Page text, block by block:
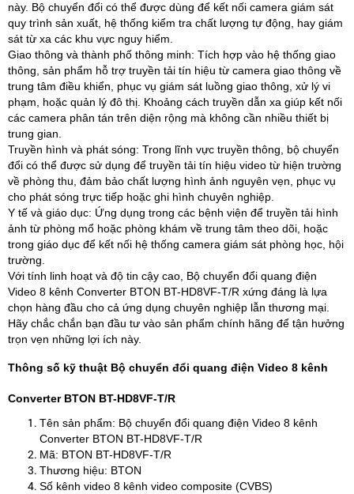
này. Bộ chuyển đổi có thể được dùng để kết nối camera giám sát
quy trình sản xuất, hệ thống kiểm tra chất lượng tự động, hay giám
sát từ xa các khu vực nguy hiểm.
Giao thông và thành phố thông minh: Tích hợp vào hệ thống giao
thông, sản phẩm hỗ trợ truyền tải tín hiệu từ camera giao thông về
trung tâm điều khiển, phục vụ giám sát luồng giao thông, xử lý vi
phạm, hoặc quản lý đô thị. Khoảng cách truyền dẫn xa giúp kết nối
các camera phân tán trên diện rộng mà không cần nhiều thiết bị
trung gian.
Truyền hình và phát sóng: Trong lĩnh vực truyền thông, bộ chuyển
đổi có thể được sử dụng để truyền tải tín hiệu video từ hiện trường
về phòng thu, đảm bảo chất lượng hình ảnh nguyên vẹn, phục vụ
cho phát sóng trực tiếp hoặc ghi hình chuyên nghiệp.
Y tế và giáo dục: Ứng dụng trong các bệnh viện để truyền tải hình
ảnh từ phòng mổ hoặc phòng khám về trung tâm theo dõi, hoặc
trong giáo dục để kết nối hệ thống camera giám sát phòng học, hội
trường.
Với tính linh hoạt và độ tin cậy cao, Bộ chuyển đổi quang điện
Video 8 kênh Converter BTON BT-HD8VF-T/R xứng đáng là lựa
chọn hàng đầu cho cả ứng dụng chuyên nghiệp lẫn thương mại.
Hãy chắc chắn bạn đầu tư vào sản phẩm chính hãng để tận hưởng
trọn vẹn những lợi ích này.
Thông số kỹ thuật Bộ chuyển đổi quang điện Video 8 kênh
Converter BTON BT-HD8VF-T/R
Tên sản phẩm: Bộ chuyển đổi quang điện Video 8 kênh
Converter BTON BT-HD8VF-T/R
Mã: BTON BT-HD8VF-T/R
Thương hiệu: BTON
Số kênh video 8 kênh video composite (CVBS)